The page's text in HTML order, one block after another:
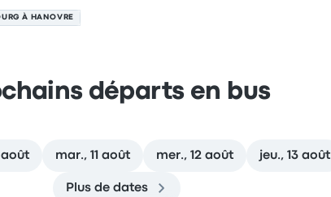
À HANOVRE
départs en bus
août mar., 11 août mer., 12 août jeu., 13 août
Plus de dates